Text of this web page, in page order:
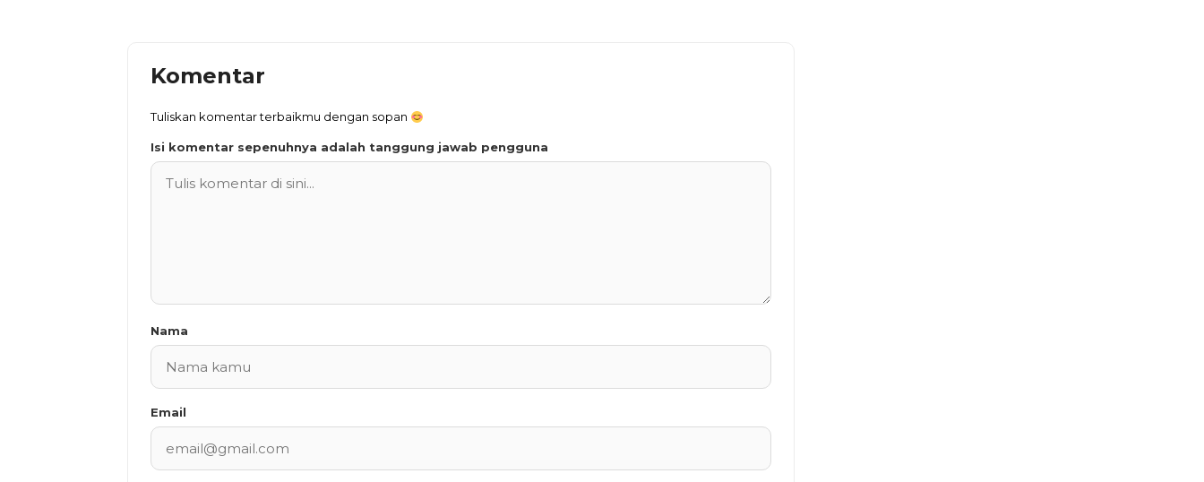
Komentar
Tuliskan komentar terbaikmu dengan sopan
Isi komentar sepenuhnya adalah tanggung jawab pengguna
Nama
Email